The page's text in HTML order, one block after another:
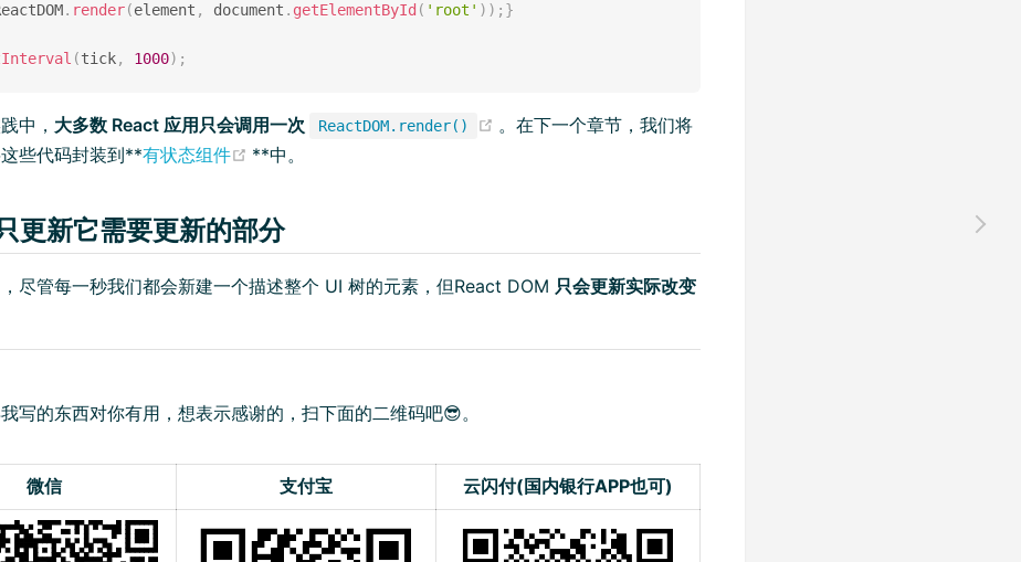
. render(element , document . getElementById ( 'root' ) ) ; }
(tick, 1000) ;
中， 大多数 React 应用只会调用一次 ReactDOM.render() (opens new window)
。在下一个章节，我们将
些代码封装到**有状态组件 (opens new window)
**中。
更新它需要更新的部分
，尽管每一秒我们都会新建一个描述整个 UI 树的元素，但React DOM 只会更新实际改变
写的东西对你有用，想表示感谢的，扫下面的二维码吧😎。
微信 支付宝 云闪付(国内银行APP也可)